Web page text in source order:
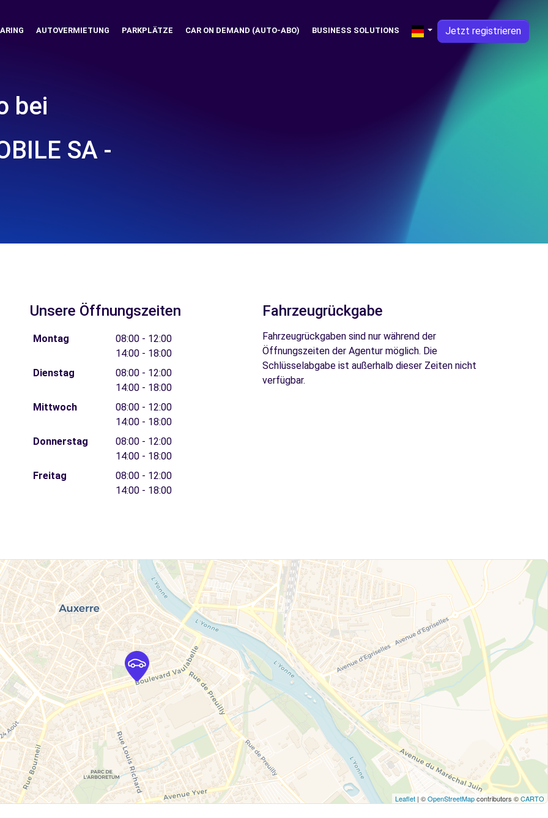
AUTOVERMIETUNG PARKPLÄTZE CAR ON DEMAND (AUTO-ABO) BUSINESS SOLUTIONS Jetzt registrieren
bei
SA -
Unsere Öffnungszeiten
Montag
08:00 - 12:00
14:00 - 18:00
Dienstag
08:00 - 12:00
14:00 - 18:00
Mittwoch
08:00 - 12:00
14:00 - 18:00
Donnerstag
08:00 - 12:00
14:00 - 18:00
Freitag
08:00 - 12:00
14:00 - 18:00
Fahrzeugrückgabe
Fahrzeugrückgaben sind nur während der
Öffnungszeiten der Agentur möglich. Die
Schlüsselabgabe ist außerhalb dieser Zeiten nicht
verfügbar.
Leaflet | ©OpenStreetMapcontributors ©CARTO